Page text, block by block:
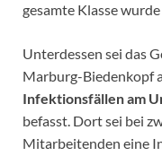
gesamte Klasse
Unterdessen sei das
Marburg-Biedenkopf
Infektionsfällen am
befasst. Dort sei bei
Mitarbeitenden eine